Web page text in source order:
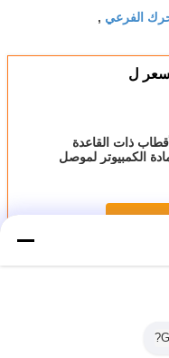
,
ل
ذات القاعدة
الكمبيوتر لموصل